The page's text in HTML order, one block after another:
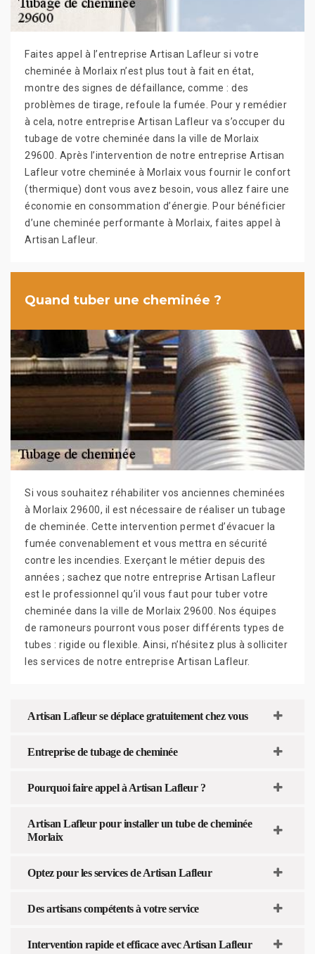
Faites appel à l’entreprise Artisan Lafleur si votre
cheminée à Morlaix n’est plus tout à fait en état,
montre des signes de défaillance, comme : des
problèmes de tirage, refoule la fumée. Pour y remédier
à cela, notre entreprise Artisan Lafleur va s’occuper du
tubage de votre cheminée dans la ville de Morlaix
29600. Après l’intervention de notre entreprise Artisan
Lafleur votre cheminée à Morlaix vous fournir le confort
(thermique) dont vous avez besoin, vous allez faire une
économie en consommation d’énergie. Pour bénéficier
d’une cheminée performante à Morlaix, faites appel à
Artisan Lafleur.
Quand tuber une cheminée ?
Si vous souhaitez réhabiliter vos anciennes cheminées
à Morlaix 29600, il est nécessaire de réaliser un tubage
de cheminée. Cette intervention permet d’évacuer la
fumée convenablement et vous mettra en sécurité
contre les incendies. Exerçant le métier depuis des
années ; sachez que notre entreprise Artisan Lafleur
est le professionnel qu’il vous faut pour tuber votre
cheminée dans la ville de Morlaix 29600. Nos équipes
de ramoneurs pourront vous poser différents types de
tubes : rigide ou flexible. Ainsi, n’hésitez plus à solliciter
les services de notre entreprise Artisan Lafleur.
Artisan Lafleur se déplace gratuitement chez vous
Entreprise de tubage de cheminée
Pourquoi faire appel à Artisan Lafleur ?
Artisan Lafleur pour installer un tube de cheminée
Morlaix
Optez pour les services de Artisan Lafleur
Des artisans compétents à votre service
Intervention rapide et efficace avec Artisan Lafleur